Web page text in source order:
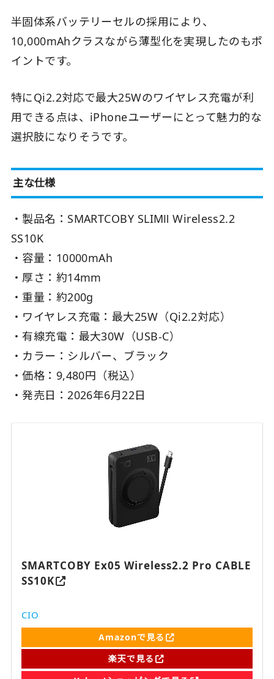
半固体系バッテリーセルの採用により、
10,000mAhクラスながら薄型化を実現したのもポ
イントです。
特にQi2.2対応で最大25Wのワイヤレス充電が利
用できる点は、iPhoneユーザーにとって魅力的な
選択肢になりそうです。
主な仕様
・製品名：SMARTCOBY SLIMⅡ Wireless2.2
SS10K
・容量：10000mAh
・厚さ：約14mm
・重量：約200g
・ワイヤレス充電：最大25W（Qi2.2対応）
・有線充電：最大30W（USB-C）
・カラー：シルバー、ブラック
・価格：9,480円（税込）
・発売日：2026年6月22日
SMARTCOBY Ex05 Wireless2.2 Pro CABLE
SS10K
CIO
Amazonで見る
楽天で見る